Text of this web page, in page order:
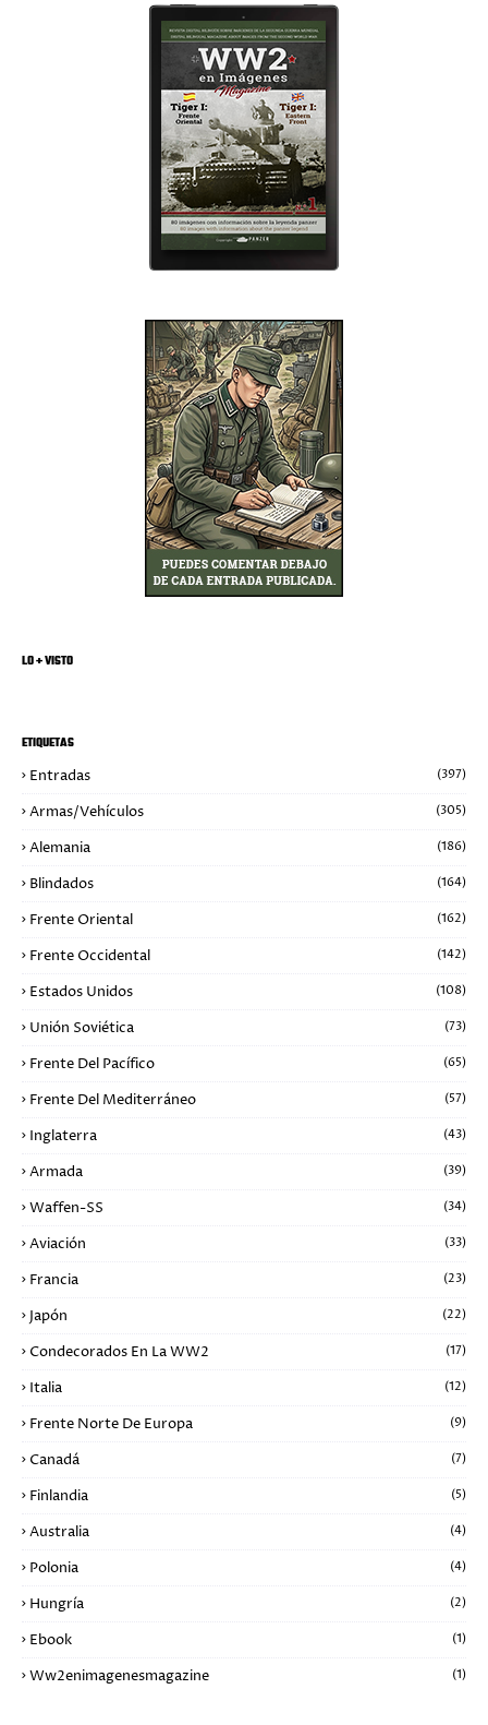
LO + VISTO
ETIQUETAS
Entradas (397)
Armas/Vehículos (305)
Alemania (186)
Blindados (164)
Frente Oriental (162)
Frente Occidental (142)
Estados Unidos (108)
Unión Soviética (73)
Frente Del Pacífico (65)
Frente Del Mediterráneo (57)
Inglaterra (43)
Armada (39)
Waffen-SS (34)
Aviación (33)
Francia (23)
Japón (22)
Condecorados En La WW2 (17)
Italia (12)
Frente Norte De Europa (9)
Canadá (7)
Finlandia (5)
Australia (4)
Polonia (4)
Hungría (2)
Ebook (1)
Ww2enimagenesmagazine (1)